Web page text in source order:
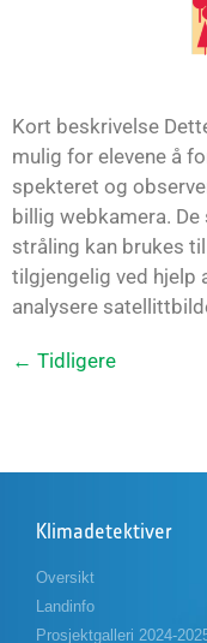
Kort beskrivelse
mulig for elevene å
spekteret og
billig webkamera.
stråling kan brukes
tilgjengelig ved hjelp
analysere
← Tidligere
Klimadetektiver
Oversikt
Landinfo
Prosjektgalleri 2024-